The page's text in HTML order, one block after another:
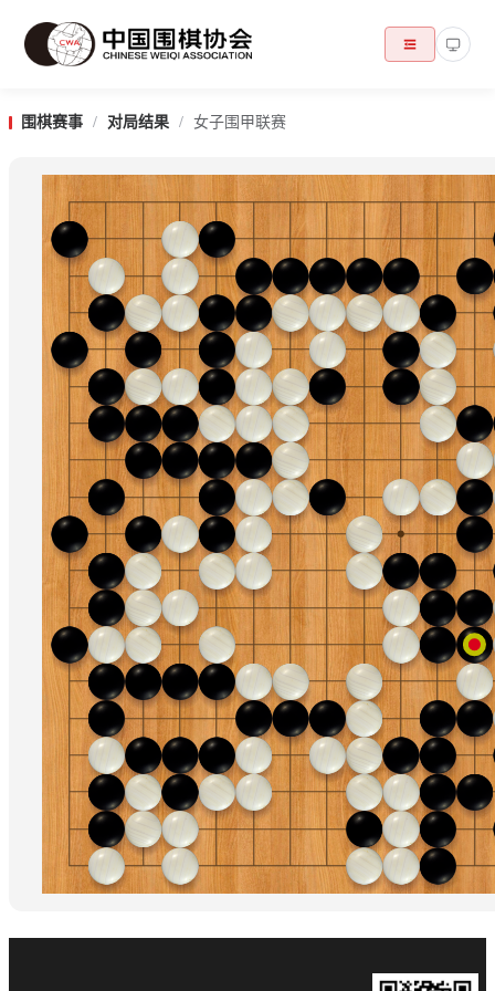
围棋赛事 / 对局结果 / 女子围甲联赛